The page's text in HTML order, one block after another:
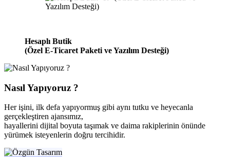
Hesaplı Butik
(Özel E-Ticaret Paketi ve Yazılım Desteği)
Nasıl Yapıyoruz ?
Her işini, ilk defa yapıyormuş gibi aynı tutku ve heyecanla
gerçekleştiren ajansımız,
hayallerini dijital boyuta taşımak ve daima rakiplerinin önünde
yürümek isteyenlerin doğru tercihidir.